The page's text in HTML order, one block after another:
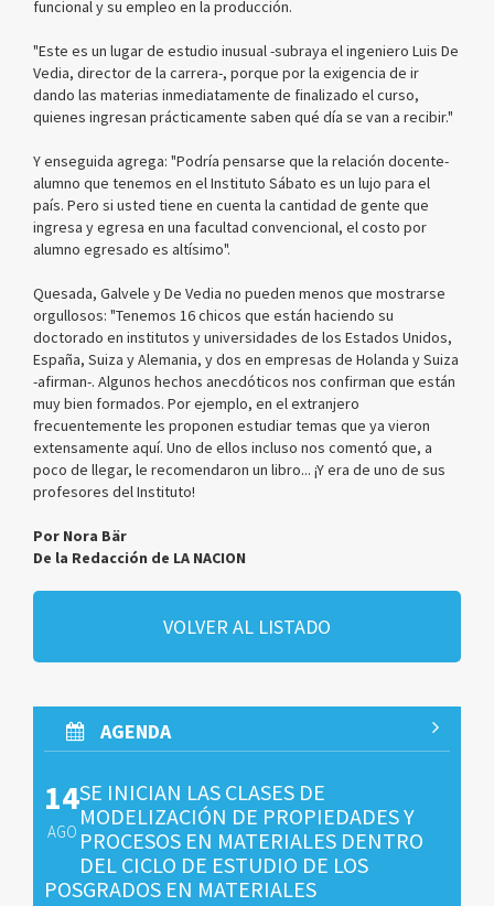
funcional y su empleo en la producción.
"Este es un lugar de estudio inusual -subraya el ingeniero Luis De
Vedia, director de la carrera-, porque por la exigencia de ir
dando las materias inmediatamente de finalizado el curso,
quienes ingresan prácticamente saben qué día se van a recibir."
Y enseguida agrega: "Podría pensarse que la relación docente-
alumno que tenemos en el Instituto Sábato es un lujo para el
país. Pero si usted tiene en cuenta la cantidad de gente que
ingresa y egresa en una facultad convencional, el costo por
alumno egresado es altísimo".
Quesada, Galvele y De Vedia no pueden menos que mostrarse
orgullosos: "Tenemos 16 chicos que están haciendo su
doctorado en institutos y universidades de los Estados Unidos,
España, Suiza y Alemania, y dos en empresas de Holanda y Suiza
-afirman-. Algunos hechos anecdóticos nos confirman que están
muy bien formados. Por ejemplo, en el extranjero
frecuentemente les proponen estudiar temas que ya vieron
extensamente aquí. Uno de ellos incluso nos comentó que, a
poco de llegar, le recomendaron un libro... ¡Y era de uno de sus
profesores del Instituto!
Por Nora Bär
De la Redacción de LA NACION
VOLVER AL LISTADO
AGENDA
14
AGO
SE INICIAN LAS CLASES DE
MODELIZACIÓN DE PROPIEDADES Y
PROCESOS EN MATERIALES DENTRO
DEL CICLO DE ESTUDIO DE LOS
POSGRADOS EN MATERIALES